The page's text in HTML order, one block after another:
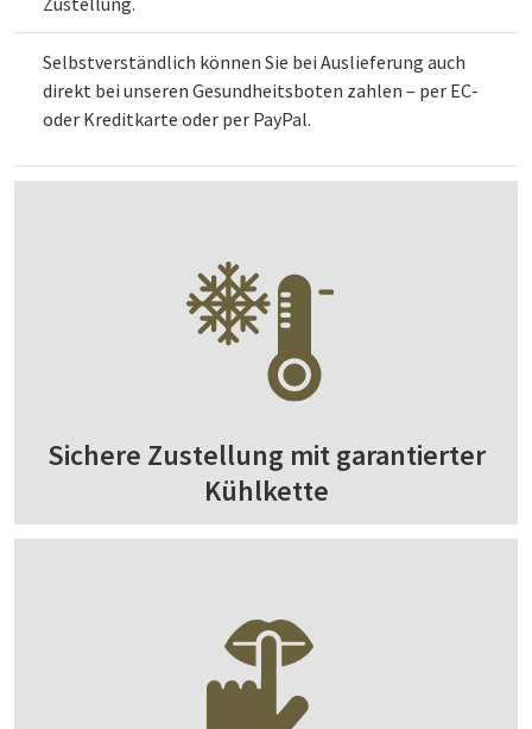
Selbstverständlich können Sie bei Auslieferung auch
direkt bei unseren Gesundheitsboten zahlen – per EC-
oder Kreditkarte oder per PayPal.
Sichere Zustellung mit garantierter
Kühlkette